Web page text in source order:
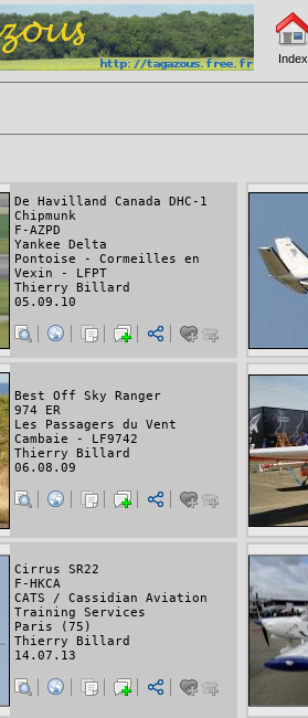
Index
De Havilland Canada DHC-1
Chipmunk
F-AZPD
Yankee Delta
Pontoise - Cormeilles en
Vexin - LFPT
Thierry Billard
05.09.10
Best Off Sky Ranger
974 ER
Les Passagers du Vent
Cambaie - LF9742
Thierry Billard
06.08.09
Cirrus SR22
F-HKCA
CATS / Cassidian Aviation
Training Services
Paris (75)
Thierry Billard
14.07.13